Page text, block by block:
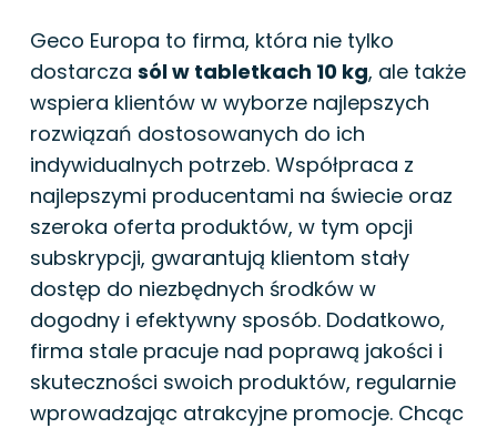
Geco Europa to firma, która nie tylko
dostarcza sól w tabletkach 10 kg, ale także
wspiera klientów w wyborze najlepszych
rozwiązań dostosowanych do ich
indywidualnych potrzeb. Współpraca z
najlepszymi producentami na świecie oraz
szeroka oferta produktów, w tym opcji
subskrypcji, gwarantują klientom stały
dostęp do niezbędnych środków w
dogodny i efektywny sposób. Dodatkowo,
firma stale pracuje nad poprawą jakości i
skuteczności swoich produktów, regularnie
wprowadzając atrakcyjne promocje. Chcąc